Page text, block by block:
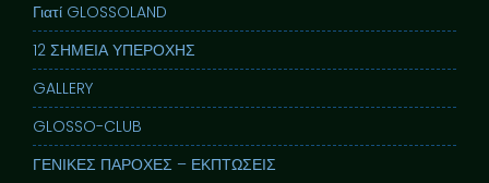
Γιατί GLOSSOLAND
12 ΣΗΜΕΙΑ ΥΠΕΡΟΧΗΣ
GALLERY
GLOSSO-CLUB
ΓΕΝΙΚΕΣ ΠΑΡΟΧΕΣ – ΕΚΠΤΩΣΕΙΣ